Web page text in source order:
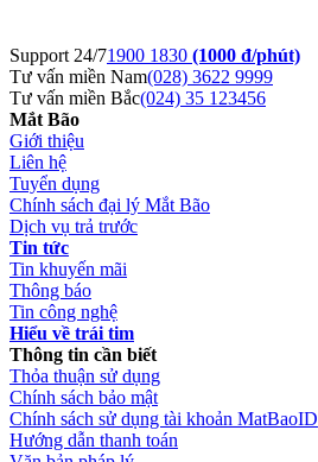
Support 24/71900 1830 (1000 đ/phút)
Tư vấn miền Nam(028) 3622 9999
Tư vấn miền Bắc(024) 35 123456
Mắt Bão
Giới thiệu
Liên hệ
Tuyển dụng
Chính sách đại lý Mắt Bão
Dịch vụ trả trước
Tin tức
Tin khuyến mãi
Thông báo
Tin công nghệ
Hiểu về trái tim
Thông tin cần biết
Thỏa thuận sử dụng
Chính sách bảo mật
Chính sách sử dụng tài khoản MatBaoID
Hướng dẫn thanh toán